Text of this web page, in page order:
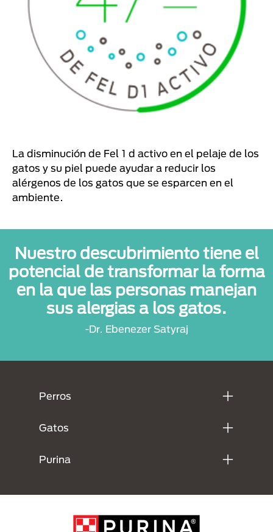
La disminución de Fel 1 d activo en el pelaje de los
gatos y su piel puede ayudar a reducir los
alérgenos de los gatos que se esparcen en el
ambiente.
Nuestro descubrimiento tiene el
potencial de transformar la forma
en la que las personas manejan
sus alergias a los gatos.
-Dr. Ebenezer Satyraj
Perros
Gatos
Purina